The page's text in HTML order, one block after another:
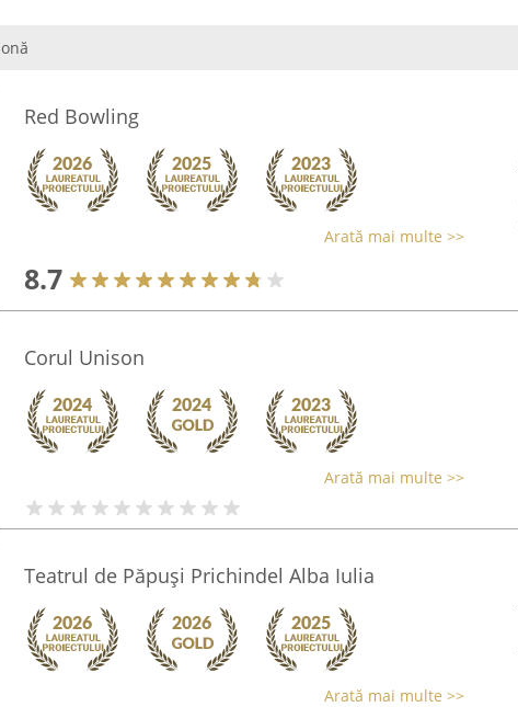
Red Bowling
Arată mai multe >>
8.7
Corul Unison
Arată mai multe >>
Teatrul de Păpuși Prichindel Alba Iulia
Arată mai multe >>